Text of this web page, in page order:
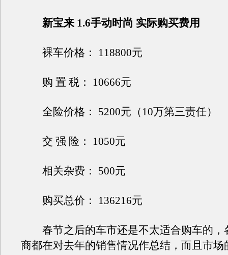
新宝来 1.6手动时尚 实际购买费用
裸车价格： 118800元
购 置 税： 10666元
全险价格： 5200元（10万第三责任）
交 强 险： 1050元
相关杂费： 500元
购买总价： 136216元
春节之后的车市还是不太适合购车的，
商都在对去年的销售情况作总结，而且市场